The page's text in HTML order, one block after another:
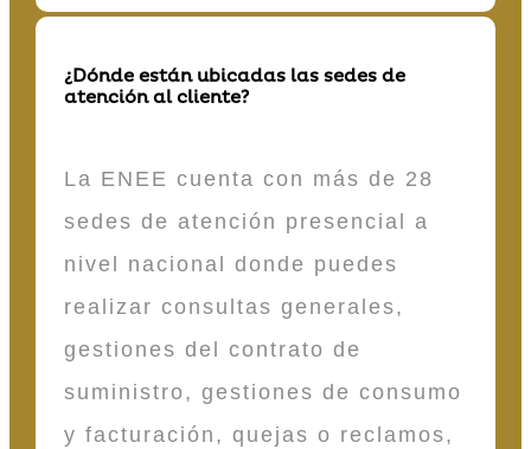
¿Dónde están ubicadas las sedes de
atención al cliente?
La ENEE cuenta con más de 28
sedes de atención presencial a
nivel nacional donde puedes
realizar consultas generales,
gestiones del contrato de
suministro, gestiones de consumo
y facturación, quejas o reclamos,